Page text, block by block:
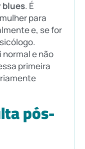
blues. É
para
e, se for
normal e não
primeira
pós-